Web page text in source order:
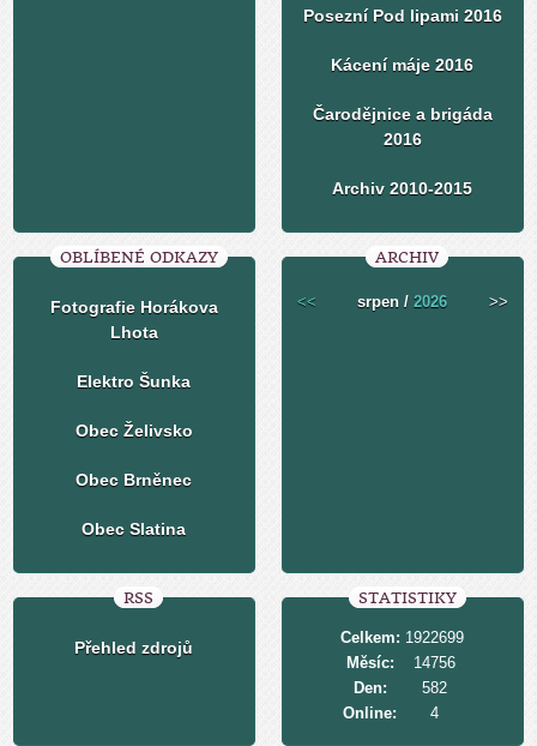
Posezní Pod lipami 2016
Kácení máje 2016
Čarodějnice a brigáda
2016
Archiv 2010-2015
OBLÍBENÉ ODKAZY
Fotografie Horákova
Lhota
Elektro Šunka
Obec Želivsko
Obec Brněnec
Obec Slatina
ARCHIV
<< srpen /2026 >>
RSS
Přehled zdrojů
STATISTIKY
Online: 4
Celkem: 1922699
Měsíc:
14756
Den:
582